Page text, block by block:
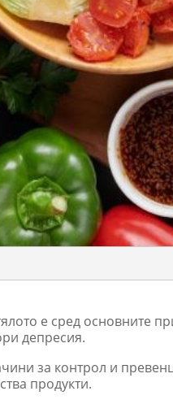
е сред основните
депресия.
за контрол и
продукти.